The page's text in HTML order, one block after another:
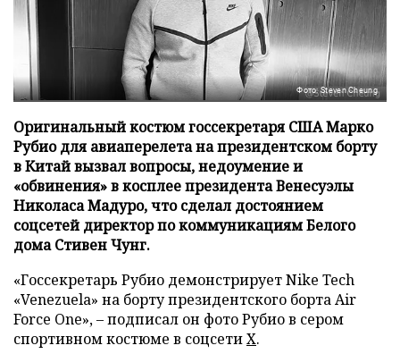
Фото: Steven Cheung
Оригинальный костюм госсекретаря США Марко
Рубио для авиаперелета на президентском борту
в Китай вызвал вопросы, недоумение и
«обвинения» в косплее президента Венесуэлы
Николаса Мадуро, что сделал достоянием
соцсетей директор по коммуникациям Белого
дома Стивен Чунг.
«Госсекретарь Рубио демонстрирует Nike Tech
«Venezuela» на борту президентского борта Air
Force One», – подписал он фото Рубио в сером
спортивном костюме в соцсетиХ.